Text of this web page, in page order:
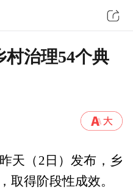
治理54个典
天（2日）发布，乡
取得阶段性成效。